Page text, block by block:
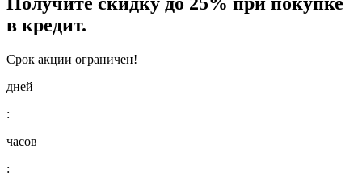
в кредит.
Срок акции ограничен!
дней
:
часов
: